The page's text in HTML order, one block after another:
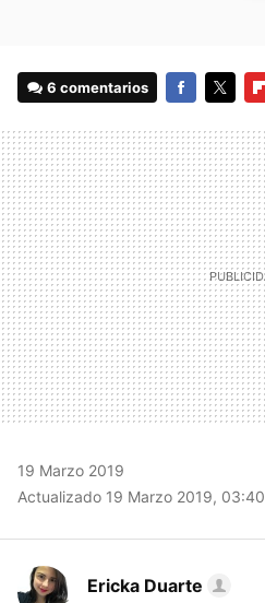
6 comentarios
19 Marzo 2019
Actualizado 19 Marzo 2019, 03:40
Ericka Duarte